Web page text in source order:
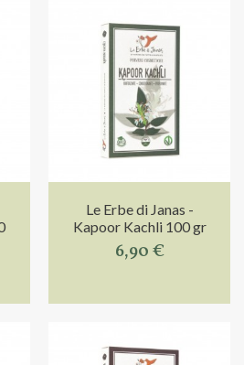
Le Erbe di Janas -
Kapoor Kachli 100 gr
6,90 €